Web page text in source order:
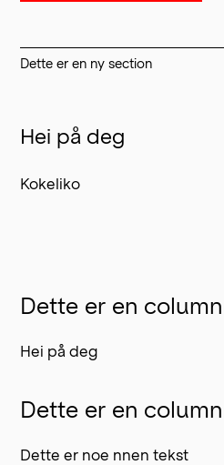
Dette er en ny section
Hei på deg
Kokeliko
Dette er en column
Hei på deg
Dette er en column
Dette er noe nnen tekst